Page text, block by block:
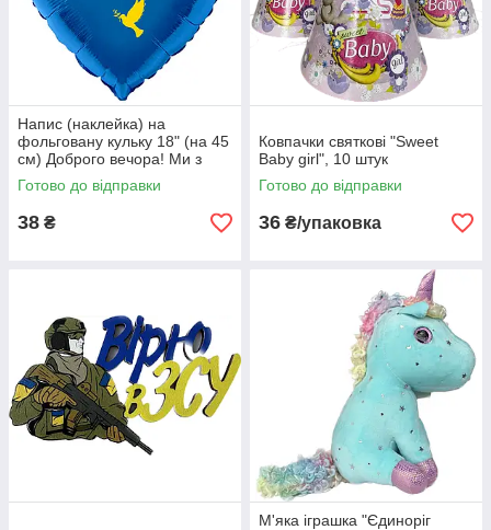
Напис (наклейка) на
фольговану кульку 18" (на 45
см) Доброго вечора! Ми з
України! (будь-який колір)
Готово до відправки
38 ₴
Ковпачки святкові "Sweet
Baby girl", 10 штук
Готово до відправки
36 ₴/упаковка
М'яка іграшка "Єдиноріг